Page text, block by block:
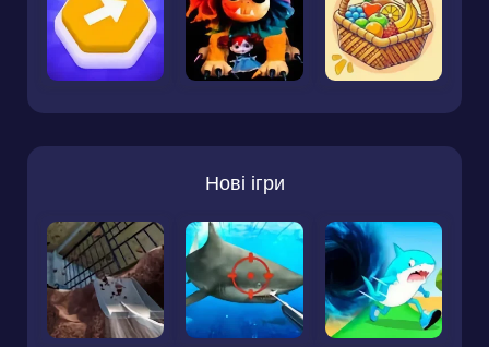
Нові ігри